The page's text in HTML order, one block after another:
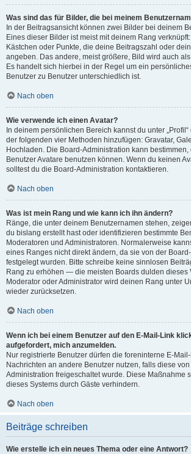
Was sind das für Bilder, die bei meinem
In der Beitragsansicht können zwei Bilder bei deinem
Eines dieser Bilder ist meist mit deinem Rang
Kästchen oder Punkte, die deine Beitragszahl oder
angeben. Das andere, meist größere, Bild wird auch als
Es handelt sich hierbei in der Regel um ein
Benutzer zu Benutzer unterschiedlich ist.
Nach oben
Wie verwende ich einen Avatar?
In deinem persönlichen Bereich kannst du unter
der folgenden vier Methoden hinzufügen: Gravatar,
Hochladen. Die Board-Administration kann bestimmen,
Benutzer Avatare benutzen können. Wenn du keinen
solltest du die Board-Administration kontaktieren.
Nach oben
Was ist mein Rang und wie kann ich ihn ändern?
Ränge, die unter deinem Benutzernamen stehen,
du bislang erstellt hast oder identifizieren bestimmte
Moderatoren und Administratoren. Normalerweise
eines Ranges nicht direkt ändern, da sie von der
festgelegt wurden. Bitte schreibe keine sinnlosen
Rang zu erhöhen — die meisten Boards dulden dieses
Moderator oder Administrator wird deinen Rang unter
wieder zurücksetzen.
Nach oben
Wenn ich bei einem Benutzer auf den E-Mail-Link
aufgefordert, mich anzumelden.
Nur registrierte Benutzer dürfen die foreninterne E-
Nachrichten an andere Benutzer nutzen, falls diese
Administration freigeschaltet wurde. Diese Maßnahme
dieses Systems durch Gäste verhindern.
Nach oben
Beiträge schreiben
Wie erstelle ich ein neues Thema oder eine Antwort?